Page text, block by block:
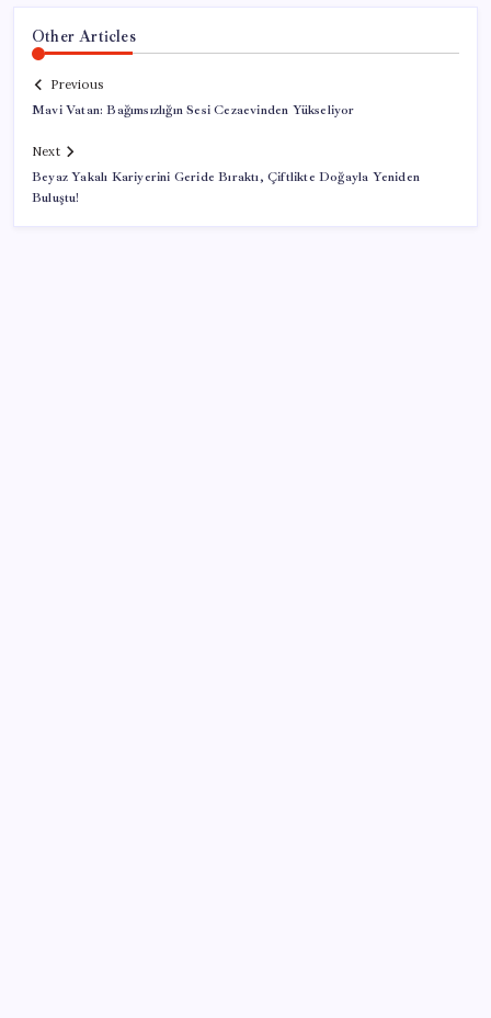
Other Articles
Previous
Mavi Vatan: Bağımsızlığın Sesi Cezaevinden Yükseliyor
Next
Beyaz Yakalı Kariyerini Geride Bıraktı, Çiftlikte Doğayla Yeniden
Buluştu!